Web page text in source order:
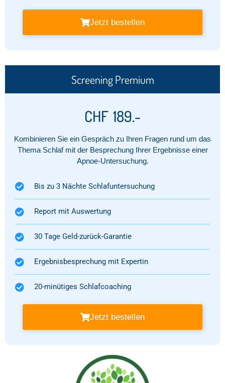
Jetzt bestellen
Screening Premium
CHF 189.-
Kombinieren Sie ein Gespräch zu Ihren Fragen rund um das
Thema Schlaf mit der Besprechung Ihrer Ergebnisse einer
Apnoe-Untersuchung.
Bis zu 3 Nächte Schlafuntersuchung
Report mit Auswertung​
30 Tage Geld-zurück-Garantie
Ergebnisbesprechung mit Expertin
20-minütiges Schlafcoaching
Jetzt bestellen